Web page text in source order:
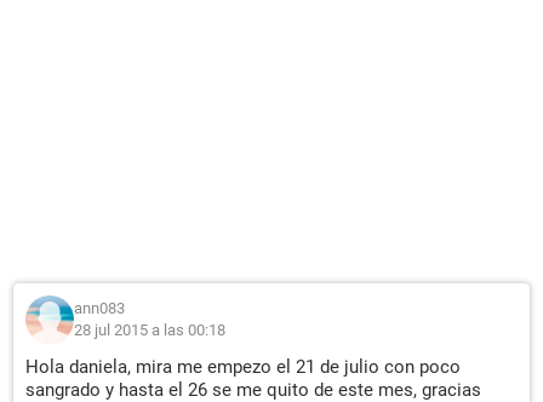
ann083
28 jul 2015 a las 00:18
Hola daniela, mira me empezo el 21 de julio con poco
sangrado y hasta el 26 se me quito de este mes, gracias